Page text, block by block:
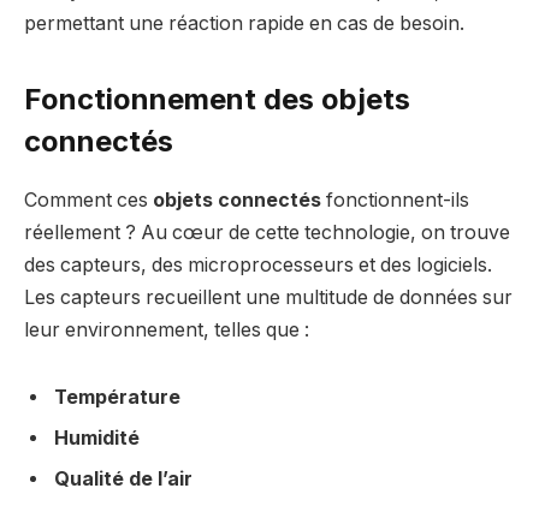
permettant une réaction rapide en cas de besoin.
Fonctionnement des objets
connectés
Comment ces objets connectés fonctionnent-ils
réellement ? Au cœur de cette technologie, on trouve
des capteurs, des microprocesseurs et des logiciels.
Les capteurs recueillent une multitude de données sur
leur environnement, telles que :
Température
Humidité
Qualité de l’air